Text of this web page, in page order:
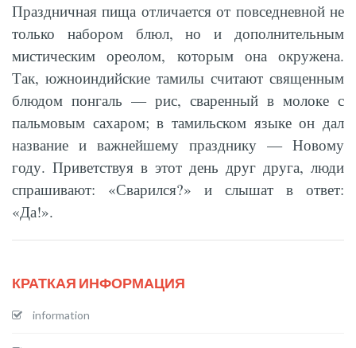
Праздничная пища отличается от повседневной не
только набором блюл, но и дополнительным
мистическим ореолом, которым она окружена.
Так, южноиндийские тамилы считают священным
блюдом понгаль — рис, сваренный в молоке с
пальмовым сахаром; в тамильском языке он дал
название и важнейшему празднику — Новому
году. Приветствуя в этот день друг друга, люди
спрашивают: «Сварился?» и слышат в ответ:
«Да!».
КРАТКАЯ ИНФОРМАЦИЯ
information